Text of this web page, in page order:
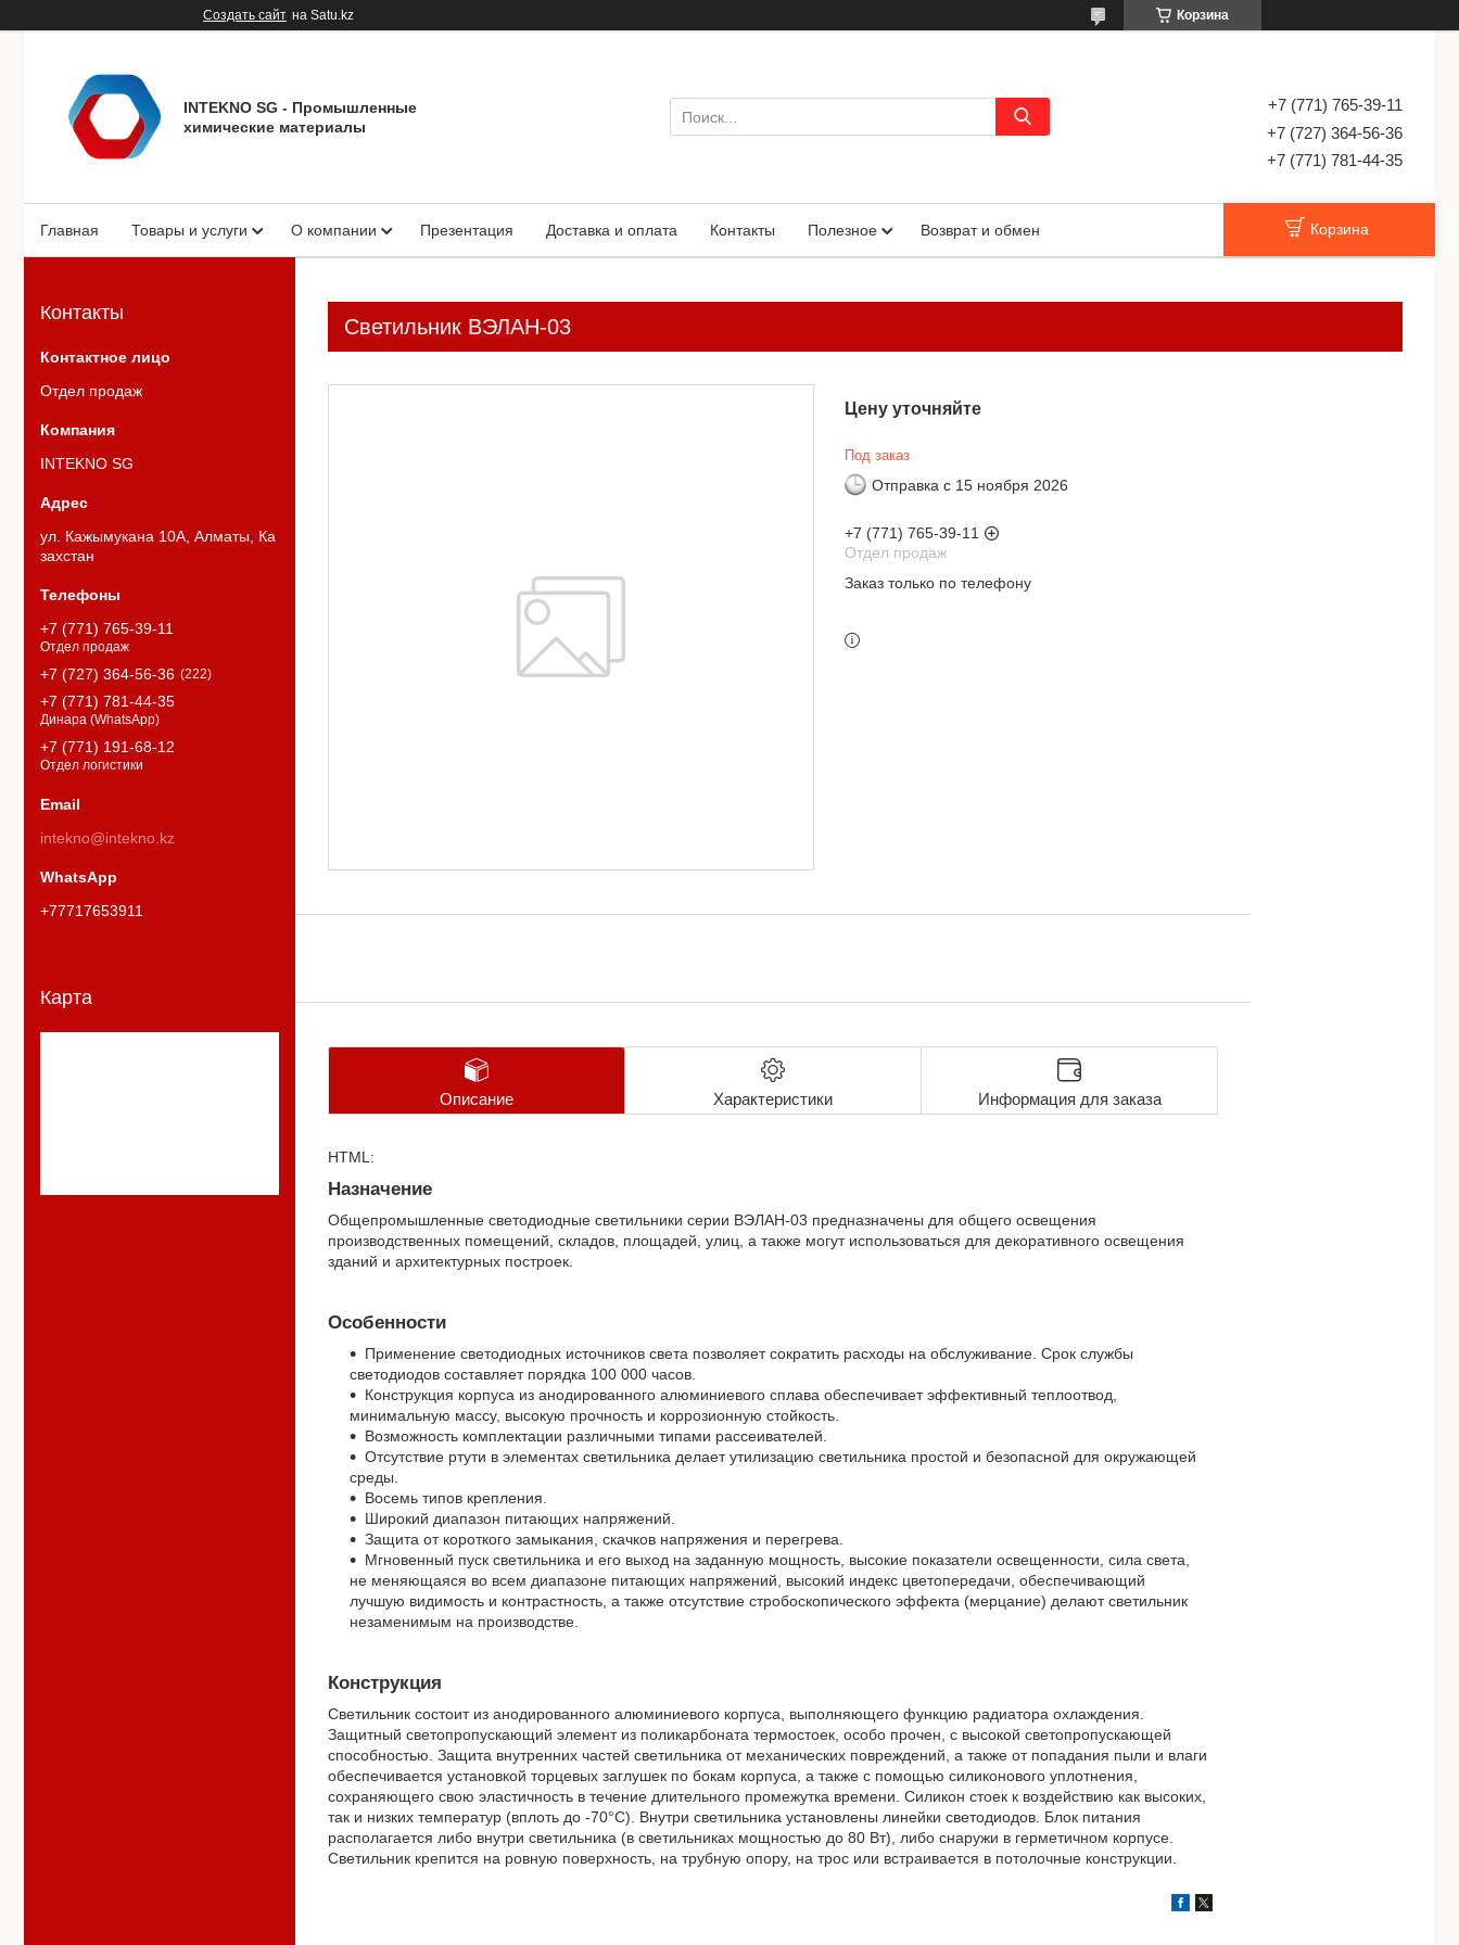
Создать сайт на Satu.kz Корзина
INTEKNO SG - Промышленные
химические материалы
+7 (771) 765-39-11
+7 (727) 364-56-36
+7 (771) 781-44-35
Главная Товары и услуги О компании Презентация Доставка и оплата Контакты Полезное Возврат и обмен Корзина
Светильник ВЭЛАН-03
Цену уточняйте
Под заказ
Отправка с 15 ноября 2026
+7 (771) 765-39-11
Отдел продаж
Заказ только по телефону
Описание Характеристики Информация для заказа
HTML:
Назначение
Общепромышленные светодиодные светильники серии ВЭЛАН-03 предназначены для общего освещения
производственных помещений, складов, площадей, улиц, а также могут использоваться для декоративного освещения
зданий и архитектурных построек.
Особенности
Применение светодиодных источников света позволяет сократить расходы на обслуживание. Срок службы
светодиодов составляет порядка 100 000 часов.
Конструкция корпуса из анодированного алюминиевого сплава обеспечивает эффективный теплоотвод,
минимальную массу, высокую прочность и коррозионную стойкость.
Возможность комплектации различными типами рассеивателей.
Отсутствие ртути в элементах светильника делает утилизацию светильника простой и безопасной для окружающей
среды.
Восемь типов крепления.
Широкий диапазон питающих напряжений.
Защита от короткого замыкания, скачков напряжения и перегрева.
Мгновенный пуск светильника и его выход на заданную мощность, высокие показатели освещенности, сила света,
не меняющаяся во всем диапазоне питающих напряжений, высокий индекс цветопередачи, обеспечивающий
лучшую видимость и контрастность, а также отсутствие стробоскопического эффекта (мерцание) делают светильник
незаменимым на производстве.
Конструкция
Светильник состоит из анодированного алюминиевого корпуса, выполняющего функцию радиатора охлаждения.
Защитный светопропускающий элемент из поликарбоната термостоек, особо прочен, с высокой светопропускающей
способностью. Защита внутренних частей светильника от механических повреждений, а также от попадания пыли и влаги
обеспечивается установкой торцевых заглушек по бокам корпуса, а также с помощью силиконового уплотнения,
сохраняющего свою эластичность в течение длительного промежутка времени. Силикон стоек к воздействию как высоких,
так и низких температур (вплоть до -70°С). Внутри светильника установлены линейки светодиодов. Блок питания
располагается либо внутри светильника (в светильниках мощностью до 80 Вт), либо снаружи в герметичном корпусе.
Светильник крепится на ровную поверхность, на трубную опору, на трос или встраивается в потолочные конструкции.
Контакты
Отдел продаж
INTEKNO SG
ул. Кажымукана 10А, Алматы, Ка
захстан
+7 (771) 765-39-11
Отдел продаж
+7 (727) 364-56-36 222
+7 (771) 781-44-35
Динара (WhatsApp)
+7 (771) 191-68-12
Отдел логистики
intekno@intekno.kz
+77717653911
Карта